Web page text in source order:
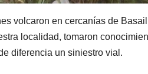
volcaron en cercanías de
localidad, tomaron
diferencia un siniestro vial.